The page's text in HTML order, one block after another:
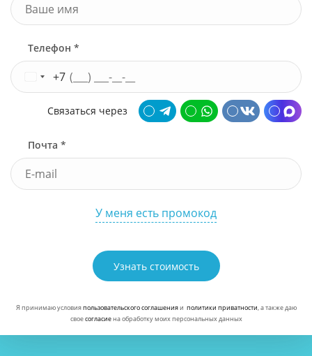
Телефон *
+7
Связаться через
Почта *
У меня есть промокод
Узнать стоимость
Я принимаю условияпользовательского соглашенияи политики приватности, а также даю
своесогласиена обработку моих персональных данных